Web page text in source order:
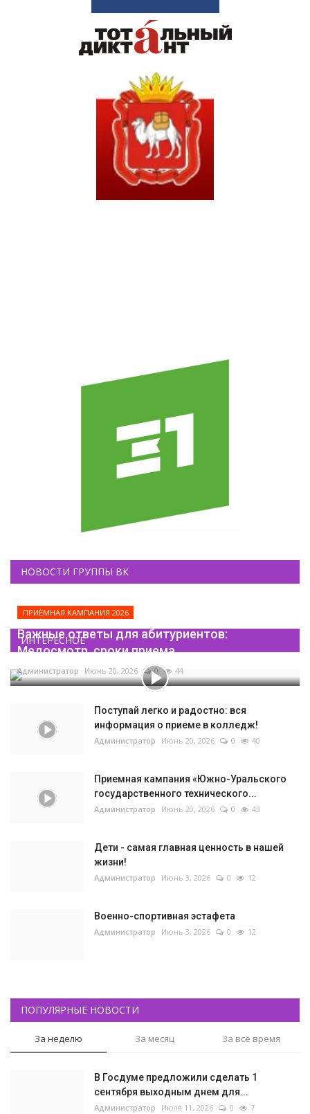
НОВОСТИ ГРУППЫ ВК
ИНТЕРЕСНОЕ
ПРИЁМНАЯ КАМПАНИЯ 2026
Важные ответы для абитуриентов:
Медосмотр, сроки приема...
Администратор Июнь 20, 2026 0 44
Поступай легко и радостно: вся
информация о приеме в колледж!
Администратор Июнь 20, 2026 0 40
Приемная кампания «Южно-Уральского
государственного технического...
Администратор Июнь 20, 2026 0 43
Дети - самая главная ценность в нашей
жизни!
Администратор Июнь 3, 2026 0 12
Военно-спортивная эстафета
Администратор Июнь 3, 2026 0 12
ПОПУЛЯРНЫЕ НОВОСТИ
За неделю За месяц За всё время
В Госдуме предложили сделать 1
сентября выходным днем для...
Администратор Июля 11, 2026 0 7